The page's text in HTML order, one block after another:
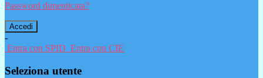
Password dimenticata?
-
Entra con SPID Entra con CIE
Seleziona utente